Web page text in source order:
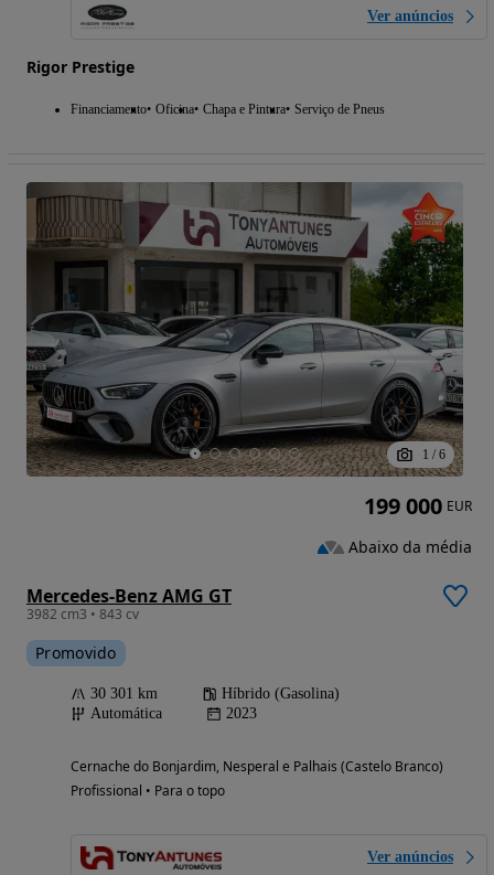
Ver anúncios
Rigor Prestige
Financiamento Oficina Chapa e Pintura Serviço de Pneus
1 / 6
Mercedes-Benz AMG GT
3982 cm3 • 843 cv
Promovido
30 301 km
Híbrido (Gasolina)
Automática
2023
Cernache do Bonjardim, Nesperal e Palhais (Castelo Branco)
Profissional • Para o topo
Ver anúncios
199 000 EUR
Abaixo da média